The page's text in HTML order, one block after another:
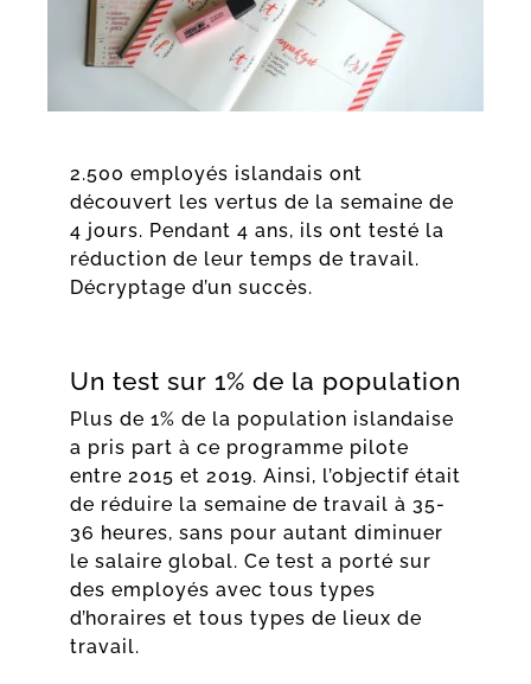
2.500 employés islandais ont
découvert les vertus de la semaine de
4 jours. Pendant 4 ans, ils ont testé la
réduction de leur temps de travail.
Décryptage d’un succès.
Un test sur 1% de la population
Plus de 1% de la population islandaise
a pris part à ce programme pilote
entre 2015 et 2019. Ainsi, l’objectif était
de réduire la semaine de travail à 35-
36 heures, sans pour autant diminuer
le salaire global. Ce test a porté sur
des employés avec tous types
d’horaires et tous types de lieux de
travail.